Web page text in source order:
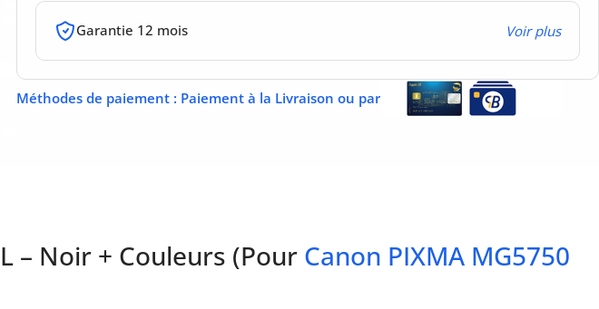
Garantie 12 mois Voir plus
Méthodes de paiement : Paiement à la Livraison ou par
– Noir + Couleurs (Pour Canon PIXMA MG5750